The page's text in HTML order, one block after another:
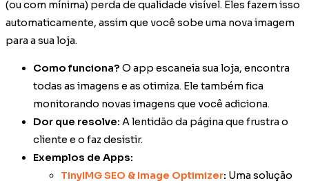
(ou com mínima) perda de qualidade visível. Eles fazem isso
automaticamente, assim que você sobe uma nova imagem
para a sua loja.
Como funciona? O app escaneia sua loja, encontra
todas as imagens e as otimiza. Ele também fica
monitorando novas imagens que você adiciona.
Dor que resolve: A lentidão da página que frustra o
cliente e o faz desistir.
Exemplos de Apps:
TinyIMG SEO & Image Optimizer: Uma solução